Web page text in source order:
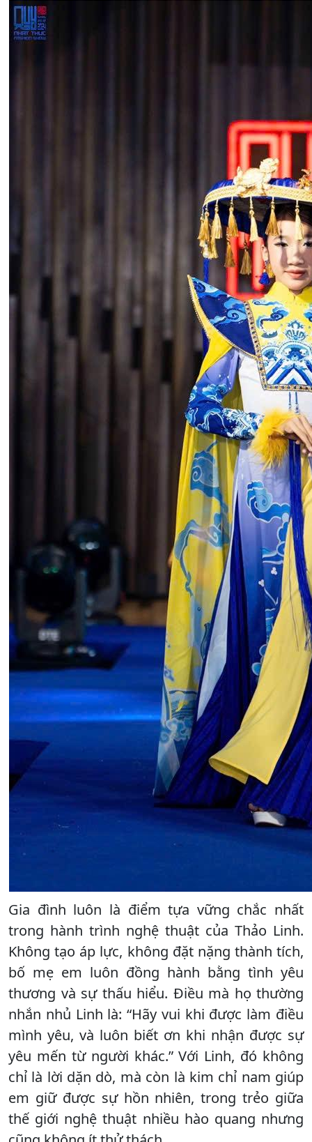
Gia đình luôn là điểm tựa vững chắc nhất
trong hành trình nghệ thuật của Thảo Linh.
Không tạo áp lực, không đặt nặng thành tích,
bố mẹ em luôn đồng hành bằng tình yêu
thương và sự thấu hiểu. Điều mà họ thường
nhắn nhủ Linh là: “Hãy vui khi được làm điều
mình yêu, và luôn biết ơn khi nhận được sự
yêu mến từ người khác.” Với Linh, đó không
chỉ là lời dặn dò, mà còn là kim chỉ nam giúp
em giữ được sự hồn nhiên, trong trẻo giữa
thế giới nghệ thuật nhiều hào quang nhưng